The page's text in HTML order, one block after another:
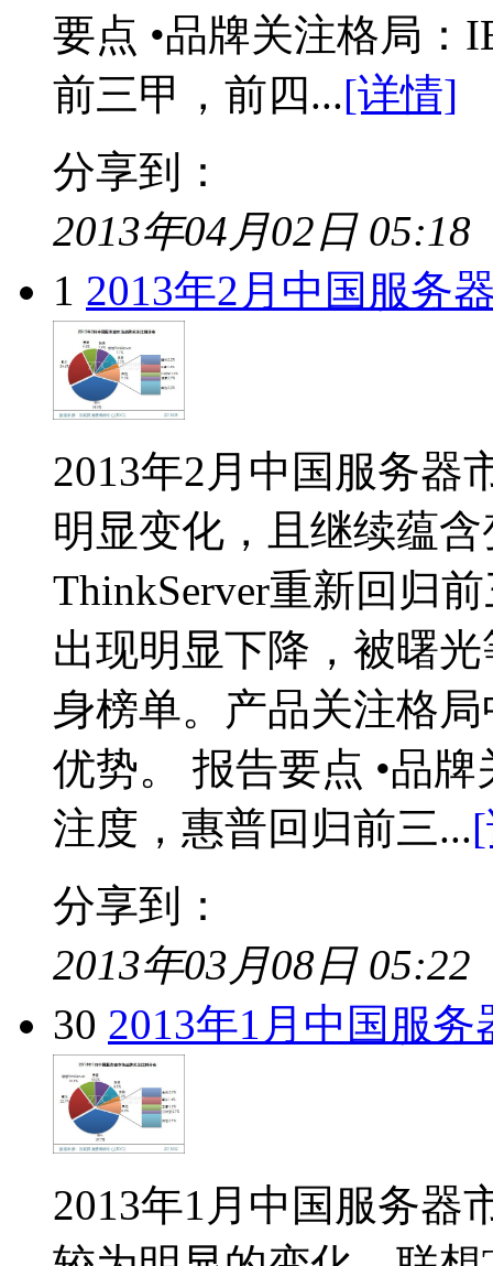
要点 •品牌关注格局：
前三甲，前四...[详情]
分享到：
2013年04月02日 05:18
1 2013年2月中国服务
2013年2月中国服务器
明显变化，且继续蕴
ThinkServer重新回归
出现明显下降，被曙
身榜单。产品关注格
优势。 报告要点 •品
注度，惠普回归前三...
分享到：
2013年03月08日 05:22
30 2013年1月中国服
2013年1月中国服务器